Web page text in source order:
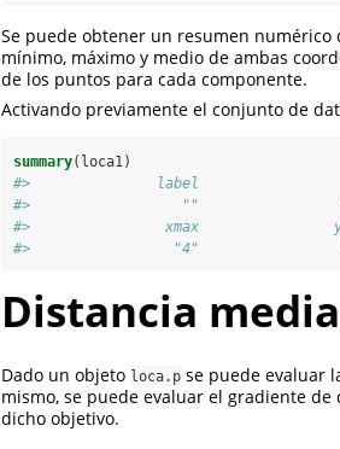
Se puede obtener un resumen numérico
mínimo, máximo y medio de ambas
de los puntos para cada componente.
Activando previamente el conjunto de
summary(loca1)
#>               label
#>                  ""
#>                xmax
#>                 "4"                 "0"
Distancia
Dado un objeto loca.p se puede evaluar
mismo, se puede evaluar el gradiente
dicho objetivo.